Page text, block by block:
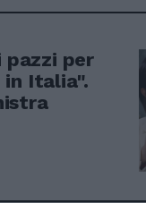
per
in Italia".